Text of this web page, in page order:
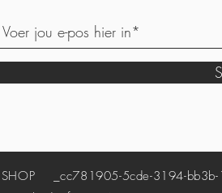
SHOP
_cc781905-5cde-3194-